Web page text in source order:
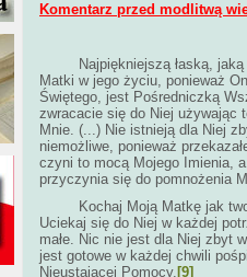
Komentarz przed modlitwą
Najpiękniejszą łaską,
Matki w jego życiu, ponieważ
Świętego, jest Pośredniczką
zwracacie się do Niej używając
Mnie. (...) Nie istnieją dla Niej
niemożliwe, ponieważ
czyni to mocą Mojego Imienia,
przyczynia się do pomnożenia
Kochaj Moją Matkę jak
Uciekaj się do Niej w każdej
małe. Nic nie jest dla Niej zbyt
jest gotowe w każdej chwili
Nieustającej Pomocy. [9]